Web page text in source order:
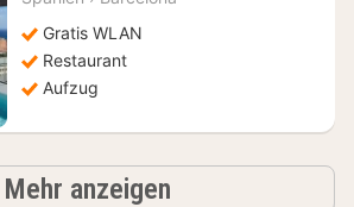
Gratis WLAN
Restaurant
Aufzug
Mehr anzeigen